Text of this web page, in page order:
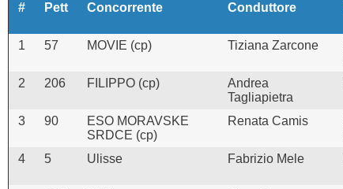
# Pett Concorrente Conduttore
1 57 MOVIE (cp) Tiziana Zarcone
2
206 FILIPPO (cp)
Andrea
Tagliapietra
3
90
ESO MORAVSKE
SRDCE (cp)
Renata Camis
4
5 Ulisse Fabrizio Mele